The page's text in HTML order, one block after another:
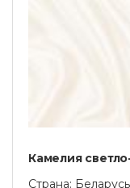
Камелия
Страна: Беларусь